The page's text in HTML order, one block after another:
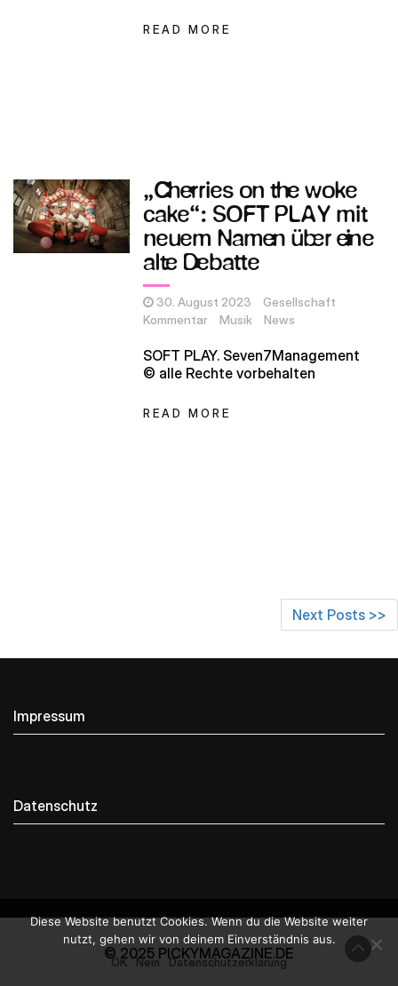
READ MORE
„Cherries on the woke
cake“: SOFT PLAY mit
neuem Namen über eine
alte Debatte
30. August 2023
Gesellschaft
Kommentar
Musik News
SOFT PLAY. Seven7Management
© alle Rechte vorbehalten
READ MORE
Next Posts >>
Impressum
Datenschutz
© 2025 PICKYMAGAZINE.DE
Diese Website benutzt Cookies. Wenn du die Website weiter
nutzt, gehen wir von deinem Einverständnis aus.
OK
Nein Datenschutzerklärung